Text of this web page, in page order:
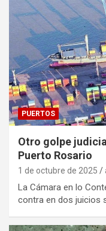
PUERTOS
Otro golpe
Puerto Rosario
1 de octubre de 2025
La Cámara en lo
contra en dos juicios